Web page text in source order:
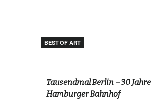
BEST OF ART
Tausendmal Berlin – 30 Jahre
Hamburger Bahnhof